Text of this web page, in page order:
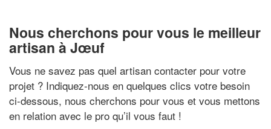
Nous cherchons pour vous le meilleur
artisan à Jœuf
Vous ne savez pas quel artisan contacter pour votre
projet ? Indiquez-nous en quelques clics votre besoin
ci-dessous, nous cherchons pour vous et vous mettons
en relation avec le pro qu’il vous faut !